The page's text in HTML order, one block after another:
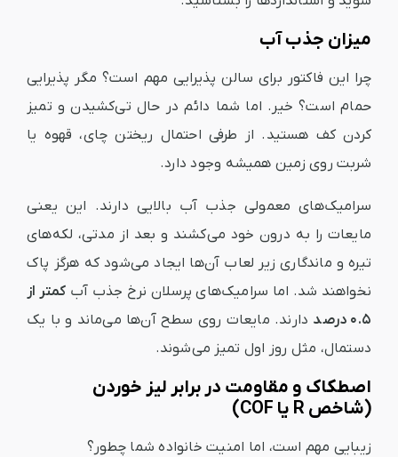
میزان جذب آب
چرا این فاکتور برای سالن پذیرایی مهم است؟ مگر پذیرایی
حمام است؟ خیر. اما شما دائم در حال تی‌کشیدن و تمیز
کردن کف هستید. از طرفی احتمال ریختن چای، قهوه یا
شربت روی زمین همیشه وجود دارد.
سرامیک‌های معمولی جذب آب بالایی دارند. این یعنی
مایعات را به درون خود می‌کشند و بعد از مدتی، لکه‌های
تیره و ماندگاری زیر لعاب آن‌ها ایجاد می‌شود که هرگز پاک
نخواهند شد. اما سرامیک‌های پرسلان نرخ جذب آب کمتر از
۰.۵ درصد
دارند. مایعات روی سطح آن‌ها می‌ماند و با یک
دستمال، مثل روز اول تمیز می‌شوند.
اصطکاک و مقاومت در برابر لیز خوردن
(شاخص R یا COF)
زیبایی مهم است، اما امنیت خانواده شما چطور؟